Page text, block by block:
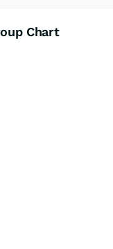
Chart